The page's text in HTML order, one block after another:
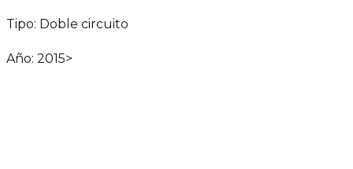
Tipo: Doble circuito
Año: 2015>